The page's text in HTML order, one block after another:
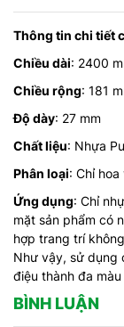
Thông tin chi tiết
Chiều dài: 2400
Chiều rộng: 181
Độ dày: 27 mm
Chất liệu: Nhựa Pu
Phân loại: Chỉ
Ứng dụng: Chỉ
mặt sản phẩm có
hợp trang trí
Như vậy, sử dụng
điệu thành đa màu
BÌNH LUẬN